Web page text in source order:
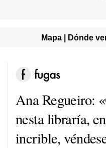
Mapa | Dónde
Ana Regueiro:
nesta libraría,
incrible,